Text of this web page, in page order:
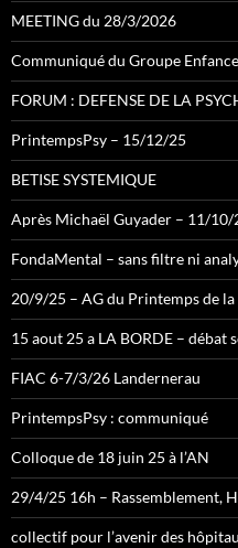
MEETING du 28/3/2026
Communiqué du Groupe Enfance
FORUM : DEFENSE DE LA
PrintempsPsy – 15/12/25
BETISE SYSTEMIQUE
Après Michaël Guyader – 11/10/
FondaMental – sans filtre ni
20/9/25 – AG du Printemps de
15 aout 25 a LA BORDE – débat
FIAC 6-7/3/26 Landernerau
PrintempsPsy : communiqué
Colloque de 18 juin 25 à l’AN
29/4/25 16h – Rassemblement,
collectif pour l’avenir des